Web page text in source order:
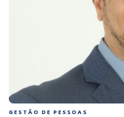
GESTÃO DE PESSOAS